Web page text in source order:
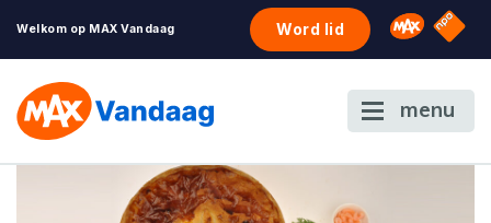
Welkom op MAX Vandaag Word lid Omroep
NPO
menu